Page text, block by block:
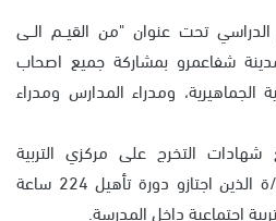
تحت عنوان "من القيــم الــى
شفاعمرو بمشاركة جميع اصحاب
الجماهيرية، ومدراء المدارس ومدراء
التخرج على مركزي التربية
الاجتماعيًة وعددهم 55 مركز/ة الذين اجتازو دورة تأهيل 224 ساعة
اجتماعية داخل المدرسة.